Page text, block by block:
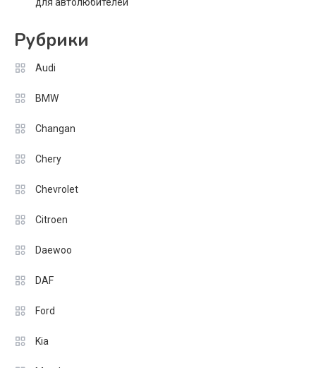
для автолюбителей
Рубрики
Audi
BMW
Changan
Chery
Chevrolet
Citroen
Daewoo
DAF
Ford
Kia